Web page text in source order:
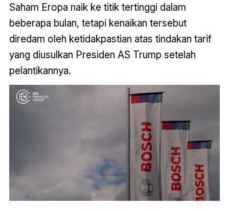
Saham Eropa naik ke titik tertinggi dalam
beberapa bulan, tetapi kenaikan tersebut
diredam oleh ketidakpastian atas tindakan tarif
yang diusulkan Presiden AS Trump setelah
pelantikannya.